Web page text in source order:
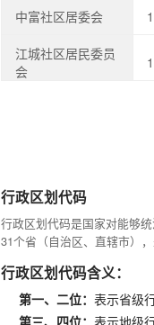
中富社区居委会
江城社区居民委员
会
行政区划代码
行政区划代码是国家对能够
31个省（自治区、直辖市）
行政区划代码含义：
第一、二位： 表示省级
第三、四位： 表示地级